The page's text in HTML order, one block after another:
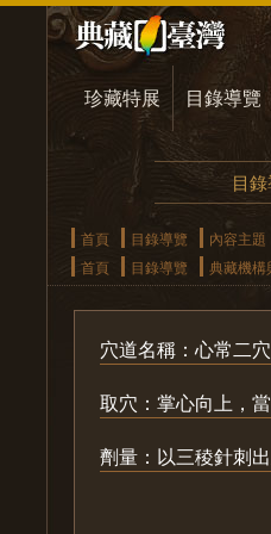
珍藏特展 目錄導覽
目
首頁 目錄導覽 內容主題
首頁
目錄導覽 典藏機構
穴道名稱：心常二穴
取穴：掌心向上，
劑量：以三稜針刺出